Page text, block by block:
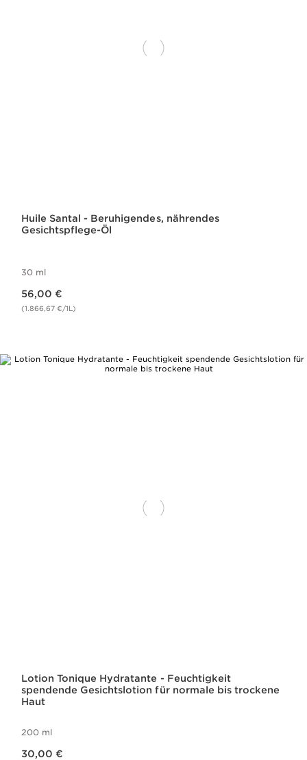
Huile Santal - Beruhigendes, nährendes
Gesichtspflege-Öl
30 ml
56,00 €
(1.866,67 €/1L)
Lotion Tonique Hydratante - Feuchtigkeit
spendende Gesichtslotion für normale bis trockene
Haut
200 ml
30,00 €